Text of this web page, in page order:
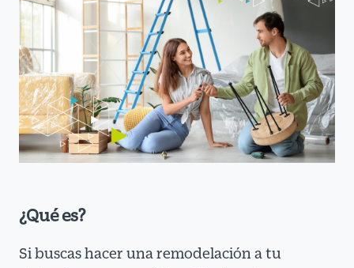
¿Qué es?
Si buscas hacer una remodelación a tu